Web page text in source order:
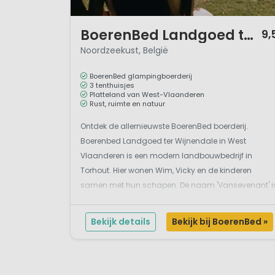
BoerenBed Landgoed ter Wijnendale
Noordzeekust, België
BoerenBed glampingboerderij
3 tenthuisjes
Platteland van West-Vlaanderen
Rust, ruimte en natuur
Ontdek de allernieuwste BoerenBed boerderij.
Boerenbed Landgoed ter Wijnendale in West
Vlaanderen is een modern landbouwbedrijf in
Torhout. Hier wonen Wim, Vicky en de kinderen
samen met hun schapen. De naam 'Vansevenant'
bekende ex-wielrenner uit België. Wim is zoon van
een boer en heeft n...
Bekijk details Bekijk bij BoerenBed »